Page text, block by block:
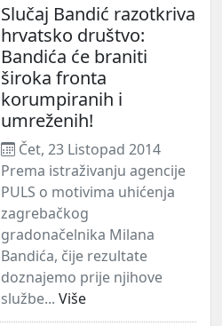
Slučaj Bandić razotkriva
hrvatsko društvo:
Bandića će braniti
široka fronta
korumpiranih i
umreženih!
Čet, 23 Listopad 2014
Prema istraživanju agencije
PULS o motivima uhićenja
zagrebačkog
gradonačelnika Milana
Bandića, čije rezultate
doznajemo prije njihove
službe... Više